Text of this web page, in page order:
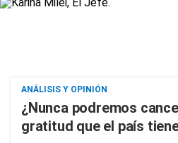
ANÁLISIS Y OPINIÓN
¿Nunca podremos
gratitud que el país